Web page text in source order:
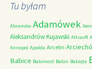
Tu byłam
Abramów Adamówek
Aleksandrów Kujawski Altranft
Annopol Apolda Arcelin
Babice Babimost Babin Babięta